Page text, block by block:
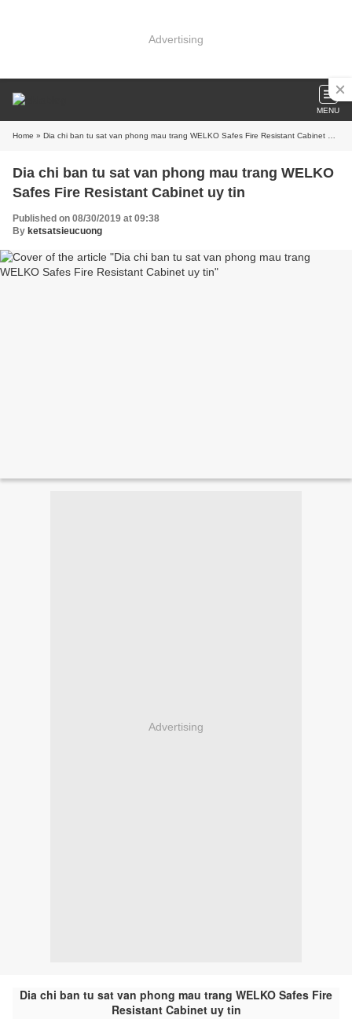
Advertising
MENU
Home » Dia chi ban tu sat van phong mau trang WELKO Safes Fire Resistant Cabinet uy tin
Dia chi ban tu sat van phong mau trang WELKO
Safes Fire Resistant Cabinet uy tin
Published on 08/30/2019 at 09:38
By ketsatsieucuong
Advertising
Dia chi ban tu sat van phong mau trang WELKO Safes Fire
Resistant Cabinet uy tin